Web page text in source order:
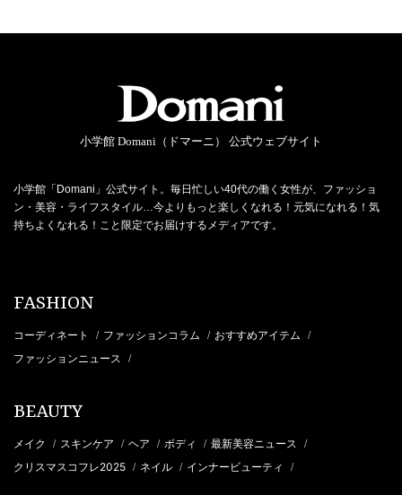
小学館 Domani（ドマーニ） 公式ウェブサイト
小学館「Domani」公式サイト。毎日忙しい40代の働く女性が、ファッショ
ン・美容・ライフスタイル…今よりもっと楽しくなれる！元気になれる！気
持ちよくなれる！こと限定でお届けするメディアです。
FASHION
コーディネート / ファッションコラム / おすすめアイテム /
ファッションニュース /
BEAUTY
メイク / スキンケア / ヘア / ボディ / 最新美容ニュース /
クリスマスコフレ2025 / ネイル / インナービューティ /